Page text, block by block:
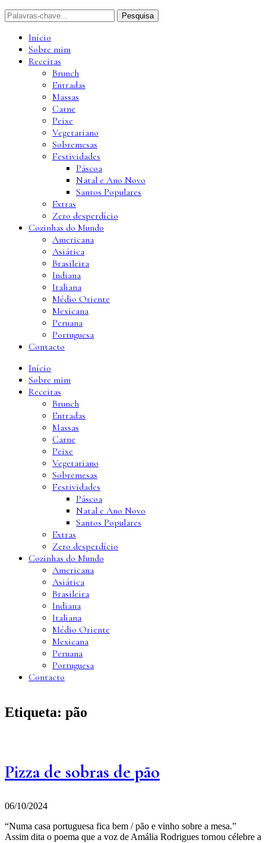
Início
Sobre mim
Receitas
Brunch
Entradas
Massas
Carne
Peixe
Vegetariano
Sobremesas
Festividades
Páscoa
Natal e Ano Novo
Santos Populares
Extras
Zero desperdício
Cozinhas do Mundo
Americana
Asiática
Brasileira
Indiana
Italiana
Médio Oriente
Mexicana
Peruana
Portuguesa
Contacto
Início
Sobre mim
Receitas
Brunch
Entradas
Massas
Carne
Peixe
Vegetariano
Sobremesas
Festividades
Páscoa
Natal e Ano Novo
Santos Populares
Extras
Zero desperdício
Cozinhas do Mundo
Americana
Asiática
Brasileira
Indiana
Italiana
Médio Oriente
Mexicana
Peruana
Portuguesa
Contacto
Etiqueta: pão
Pizza de sobras de pão
06/10/2024
“Numa casa portuguesa fica bem / pão e vinho sobre a mesa.”
Assim dita o poema que a voz de Amália Rodrigues tornou célebre a